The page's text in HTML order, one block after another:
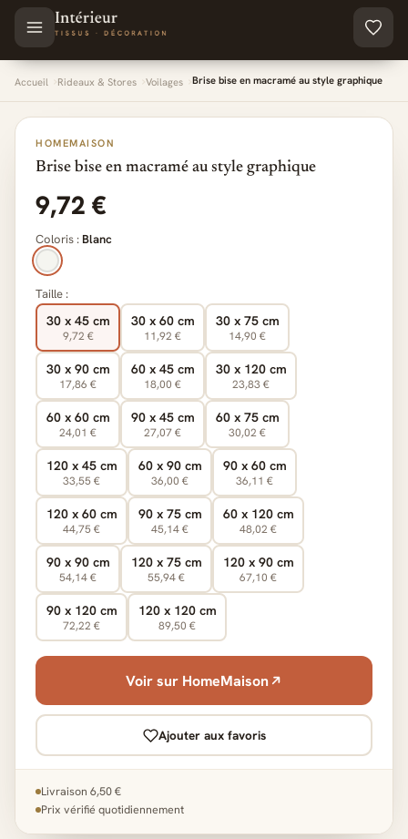
Aller au contenu principal
Accueil Rideaux & Stores Voilages Brise bise en macramé au style graphique
HOMEMAISON
Brise bise en macramé au style graphique
9,72 €
Coloris : Blanc
Taille :
30 x 45 cm
9,72 €
30 x 60 cm
11,92 €
30 x 75 cm
14,90 €
30 x 90 cm
17,86 €
60 x 45 cm
18,00 €
30 x 120 cm
23,83 €
60 x 60 cm
24,01 €
90 x 45 cm
27,07 €
60 x 75 cm
30,02 €
120 x 45 cm
33,55 €
60 x 90 cm
36,00 €
90 x 60 cm
36,11 €
120 x 60 cm
44,75 €
90 x 75 cm
45,14 €
60 x 120 cm
48,02 €
90 x 90 cm
54,14 €
120 x 75 cm
55,94 €
120 x 90 cm
67,10 €
90 x 120 cm
72,22 €
120 x 120 cm
89,50 €
Voir sur HomeMaison
Ajouter aux favoris
Livraison 6,50 €
Prix vérifié quotidiennement